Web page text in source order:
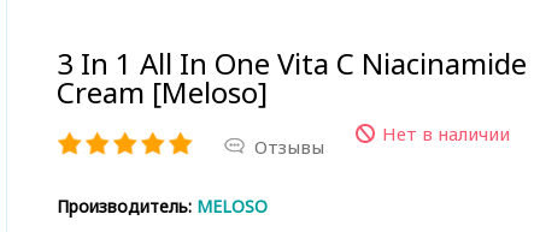
3 In 1 All In One Vita С Niacinamide
Cream [Meloso]
Отзывы
Нет в наличии
Производитель: MELOSO